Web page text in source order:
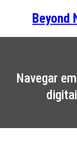
Beyond
Navegar